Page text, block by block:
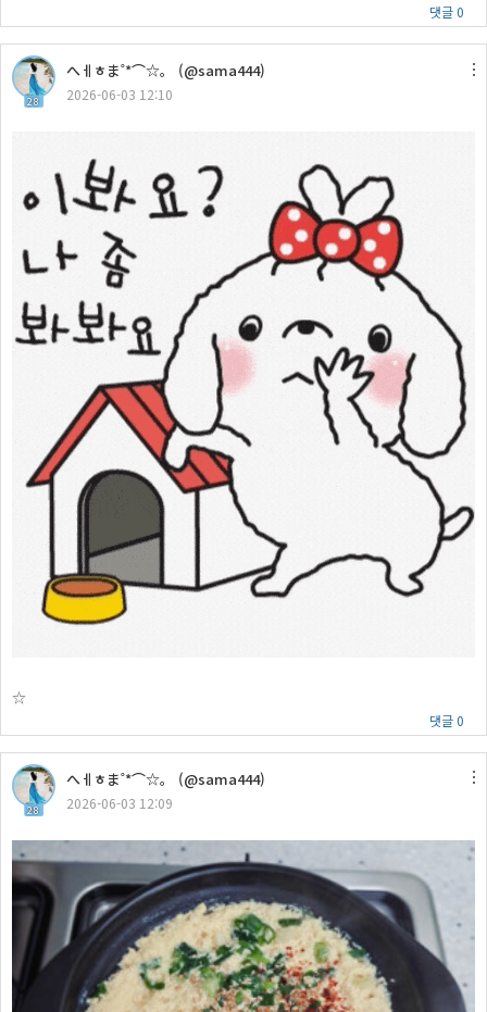
댓글 0
28
へㅔㅎま˚*⌒☆。 (@sama444)
2026-06-03 12:10
☆
댓글 0
28
へㅔㅎま˚*⌒☆。 (@sama444)
2026-06-03 12:09